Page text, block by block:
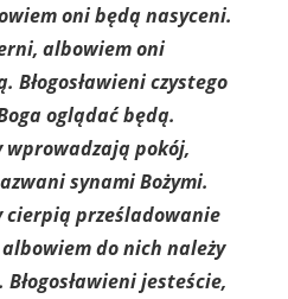
oni będą nasyceni.
albowiem oni
Błogosławieni czystego
oglądać będą.
wprowadzają pokój,
synami Bożymi.
cierpią prześladowanie
do nich należy
jesteście,